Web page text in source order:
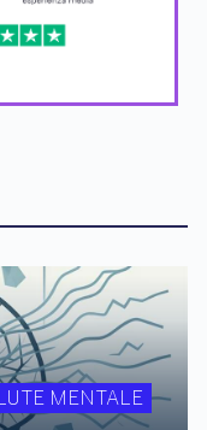
MENTALE